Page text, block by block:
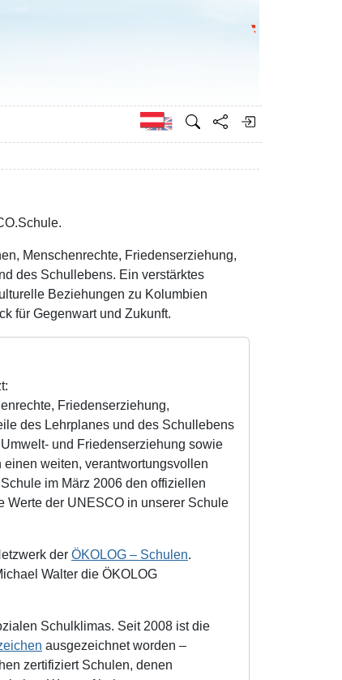
Englisch
Menschenrechte, Friedenserziehung,
des Schullebens. Ein verstärktes
Beziehungen zu Kolumbien
für Gegenwart und Zukunft.
Friedenserziehung,
des Lehrplanes und des Schullebens
und Friedenserziehung sowie
weiten, verantwortungsvollen
im März 2006 den offiziellen
Werte der UNESCO in unserer Schule
der ÖKOLOG – Schulen.
Walter die ÖKOLOG
Schulklimas. Seit 2008 ist die
ausgezeichnet worden –
zertifiziert Schulen, denen